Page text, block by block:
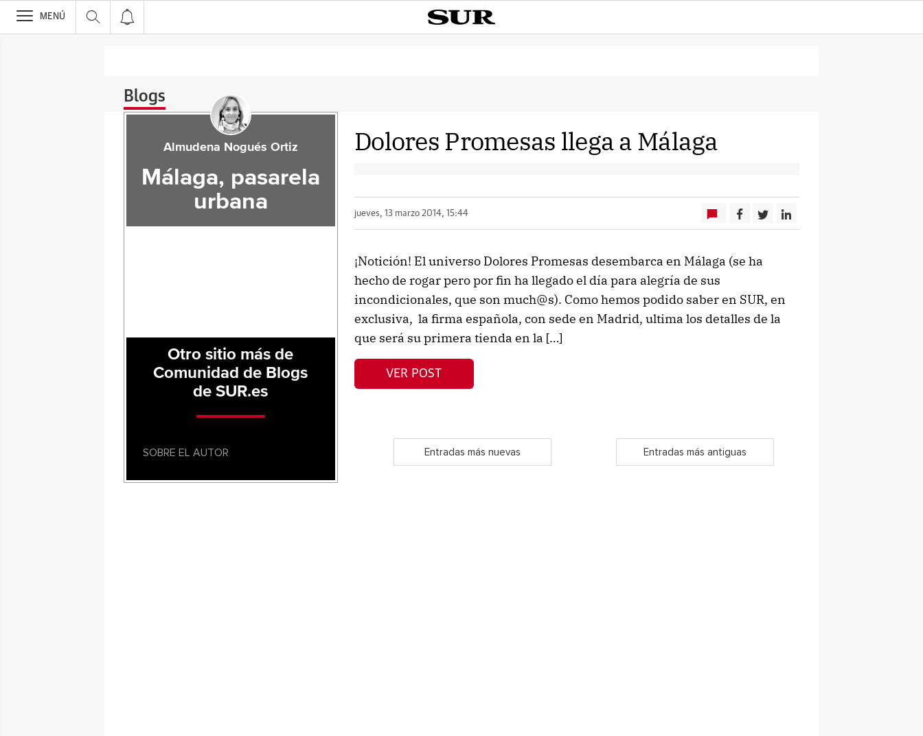
>
MENÚ
Blogs
Dolores Promesas llega a Málaga
jueves, 13 marzo 2014, 15:44
¡Notición! El universo Dolores Promesas desembarca en Málaga (se ha
hecho de rogar pero por fin ha llegado el día para alegría de sus
incondicionales, que son much@s). Como hemos podido saber en SUR, en
exclusiva, la firma española, con sede en Madrid, ultima los detalles de la
que será su primera tienda en la […]
VER POST
Entradas más nuevas Entradas más antiguas
Almudena Nogués Ortiz
Málaga, pasarela
urbana
Otro sitio más de
Comunidad de Blogs
de SUR.es
SOBRE EL AUTOR